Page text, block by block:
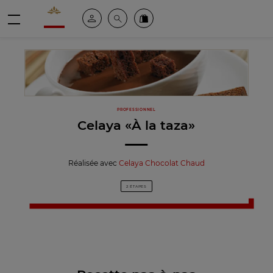
Valrhona - Imaginons le meilleur du chocolat
Espace clientRechercheCommandez en ligne
PROFESSIONNEL
Celaya «À la taza»
Réalisée avec Celaya Chocolat Chaud
2 ÉTAPES